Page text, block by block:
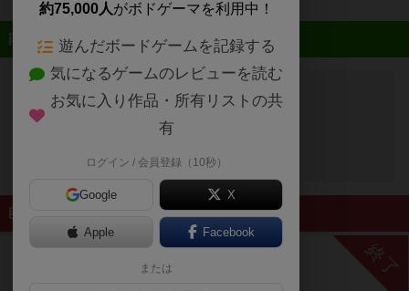
近日開催予定のイベント
開催予定のイベントはありません
終了
約75,000人がボドゲーマを利用中！
遊んだボードゲームを記録する
気になるゲームのレビューを読む
お気に入り作品・所有リストの共
有
ログイン / 会員登録（10秒）
Google X
Apple Facebook
または